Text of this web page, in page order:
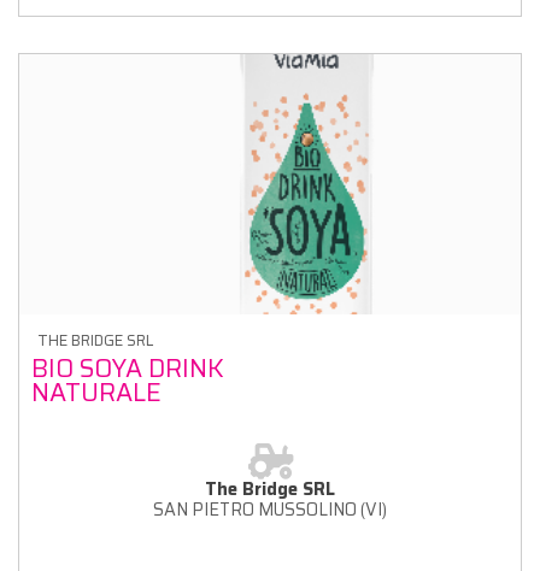
THE BRIDGE SRL
BIO SOYA DRINK
NATURALE
The Bridge SRL
SAN PIETRO MUSSOLINO (VI)